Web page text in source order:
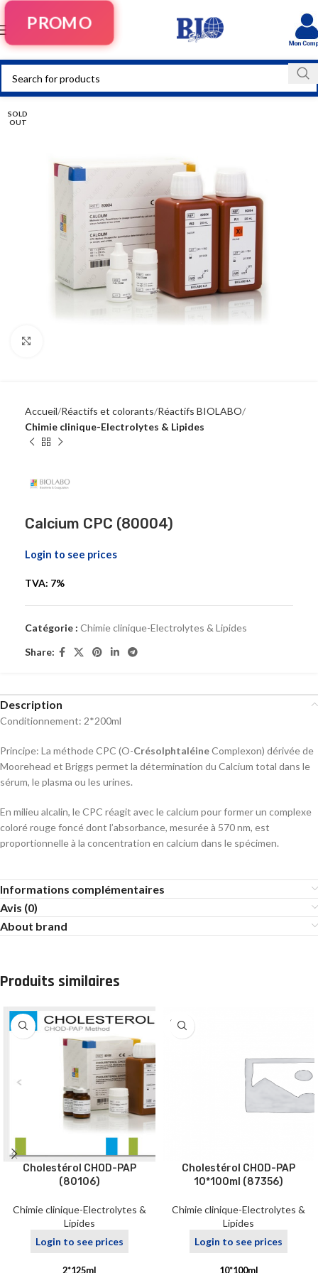
PROMO
SOLD
OUT
Accueil Réactifs et colorants Réactifs BIOLABO
Chimie clinique-Electrolytes & Lipides
Calcium CPC (80004)
Login to see prices
TVA: 7%
Catégorie : Chimie clinique-Electrolytes & Lipides
Share:
Description
Conditionnement: 2*200ml
Principe: La méthode CPC (O-CrésolphtaléineComplexon) dérivée de
Moorehead et Briggs permet la détermination du Calcium total dans le
sérum, le plasma ou les urines.
En milieu alcalin, le CPC réagit avec le calcium pour former un complexe
coloré rouge foncé dont l’absorbance, mesurée à 570 nm, est
proportionnelle à la concentration en calcium dans le spécimen.
Informations complémentaires
Avis (0)
About brand
Produits similaires
Cholestérol CHOD-PAP
(80106)
Chimie clinique-Electrolytes &
Lipides
Login to see prices
2*125ml
SOLD
OUT
Cholestérol CHOD-PAP
10*100ml (87356)
Chimie clinique-Electrolytes &
Lipides
Login to see prices
10*100ml